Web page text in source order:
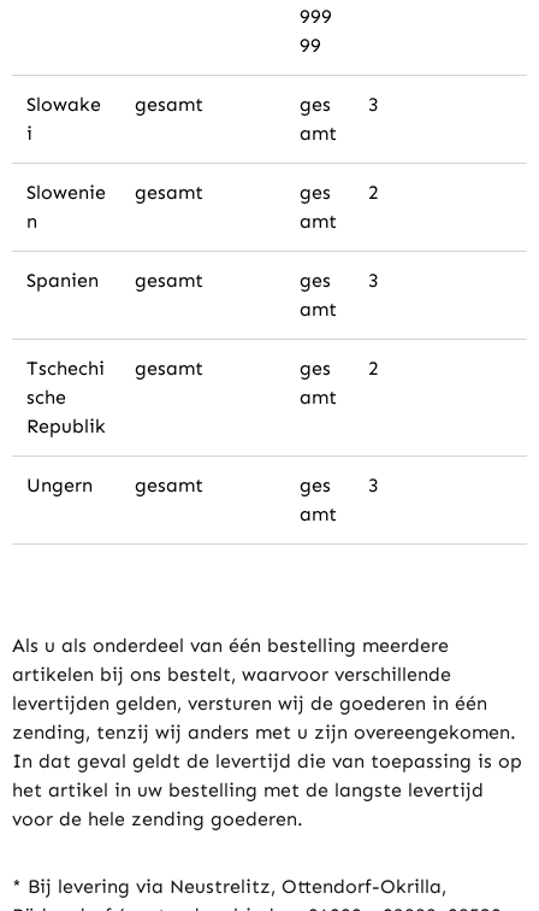
999
99
Slowake
i
gesamt
ges
amt
3
Slowenie
n
gesamt
ges
amt
2
Spanien gesamt
ges
amt
3
Tschechi
sche
Republik
gesamt
ges
amt
2
Ungern gesamt
ges
amt
3
Als u als onderdeel van één bestelling meerdere
artikelen bij ons bestelt, waarvoor verschillende
levertijden gelden, versturen wij de goederen in één
zending, tenzij wij anders met u zijn overeengekomen.
In dat geval geldt de levertijd die van toepassing is op
het artikel in uw bestelling met de langste levertijd
voor de hele zending goederen.
* Bij levering via Neustrelitz, Ottendorf-Okrilla,